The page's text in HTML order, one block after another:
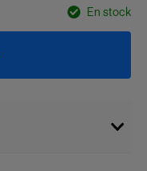
En stock